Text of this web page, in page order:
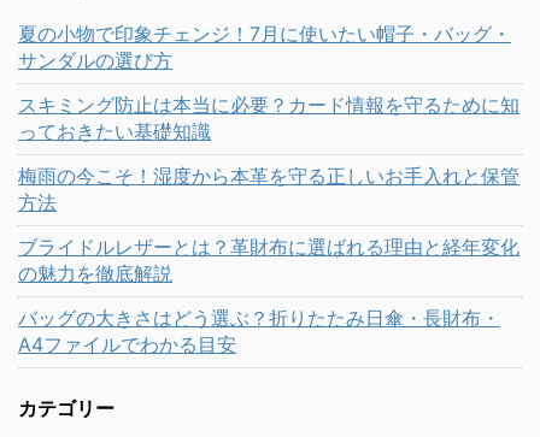
夏の小物で印象チェンジ！7月に使いたい帽子・バッグ・
サンダルの選び方
スキミング防止は本当に必要？カード情報を守るために知
っておきたい基礎知識
梅雨の今こそ！湿度から本革を守る正しいお手入れと保管
方法
ブライドルレザーとは？革財布に選ばれる理由と経年変化
の魅力を徹底解説
バッグの大きさはどう選ぶ？折りたたみ日傘・長財布・
A4ファイルでわかる目安
カテゴリー